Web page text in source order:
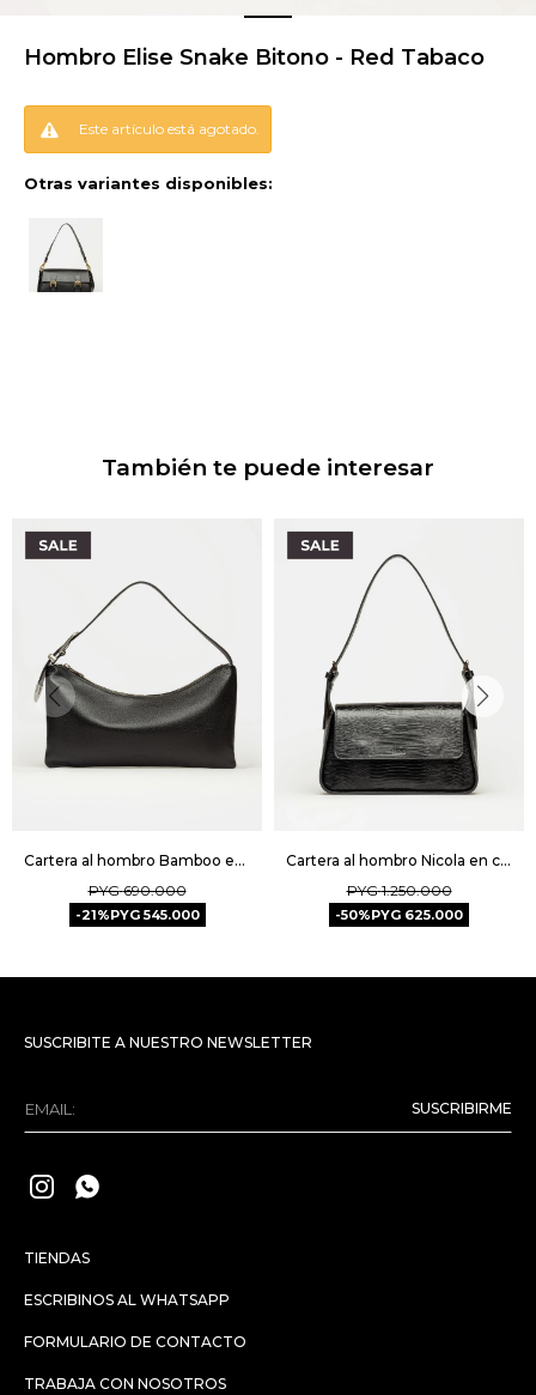
Hombro Elise Snake Bitono - Red Tabaco
Este artículo está agotado.
Otras variantes disponibles:
También te puede interesar
Cartera al hombro Bamboo en cuero graneado - Negro
PYG 690.000
21 PYG 545.000
Cartera al hombro Nicola en cuero lagarto - Negro
PYG 1.250.000
50 PYG 625.000
TIENDAS
ESCRIBINOS AL WHATSAPP
FORMULARIO DE CONTACTO
TRABAJA CON NOSOTROS
SUSCRIBITE A NUESTRO NEWSLETTER
SUSCRIBIRME
 